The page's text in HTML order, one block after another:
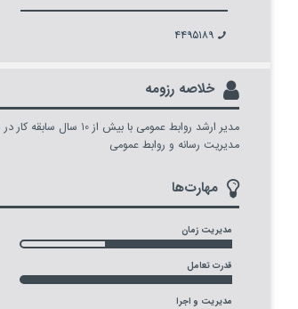
۴۴۹۵۱۸۹
خلاصه رزومه
مدیریت رسانه و روابط عمومی
مهارت‌ها
مدیریت زمان
قدرت تعامل
مدیریت و اجرا